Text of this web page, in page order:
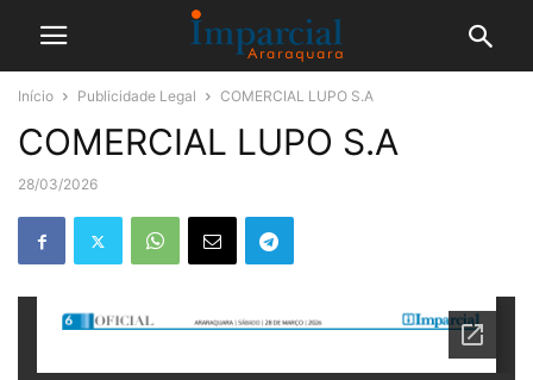
Início Publicidade Legal COMERCIAL LUPO S.A
COMERCIAL LUPO S.A
28/03/2026